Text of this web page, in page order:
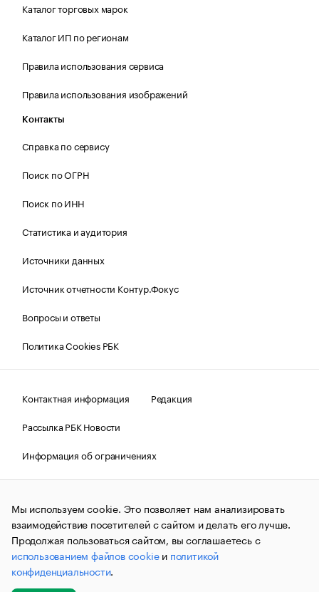
Каталог торговых марок
Каталог ИП по регионам
Правила использования сервиса
Правила использования изображений
Контакты
Справка по сервису
Поиск по ОГРН
Поиск по ИНН
Статистика и аудитория
Источники данных
Источник отчетности Контур.Фокус
Вопросы и ответы
Политика Cookies РБК
Контактная информация
Редакция
Рассылка РБК Новости
Информация об ограничениях
Правовая информация
О соблюдении авторских прав
© АО «РОСБИЗНЕСКОНСАЛТИНГ»,1995–2026.Сообщения
и материалы информационного агентства «РБК»
(зарегистрировано Федеральной службой по надзору в сфере
связи, информационных технологий и массовых
коммуникаций (Роскомнадзор) 09.12.2015 за номером ИА
№ФС77-63848) сопровождаются пометкой «РБК». Отдельные
публикации могут содержать информацию,
Мы используем cookie. Это позволяет нам анализировать
взаимодействие посетителей с сайтом и делать его лучше.
Продолжая пользоваться сайтом, вы соглашаетесь с
использованием файлов cookieи политикой
конфиденциальности.